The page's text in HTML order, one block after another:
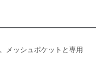
メッシュポケットと専用